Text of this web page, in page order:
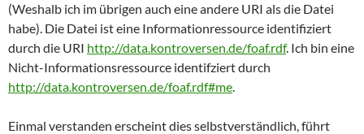
(Weshalb ich im übrigen auch eine andere URI als die Datei
habe). Die Datei ist eine Informationressource identifiziert
durch die URI http://data.kontroversen.de/foaf.rdf. Ich bin eine
Nicht-Informationsressource identifziert durch
http://data.kontroversen.de/foaf.rdf#me.
Einmal verstanden erscheint dies selbstverständlich, führt